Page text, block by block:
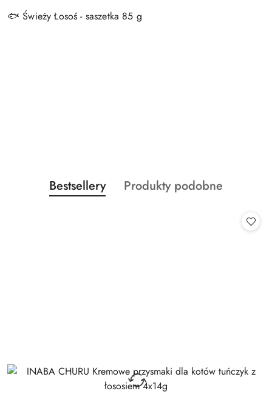
🐟 Świeży Łosoś - saszetka 85 g
Pomiń karuzelę produktów
Produkty
o
Bestsellery
Produkty
Produkty podobne